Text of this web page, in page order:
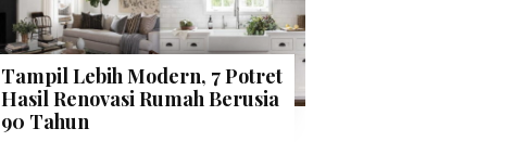
Tampil Lebih Modern, 7 Potret
Hasil Renovasi Rumah Berusia
90 Tahun